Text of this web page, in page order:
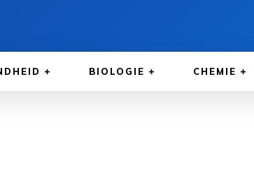
BIOLOGIE CHEMIE